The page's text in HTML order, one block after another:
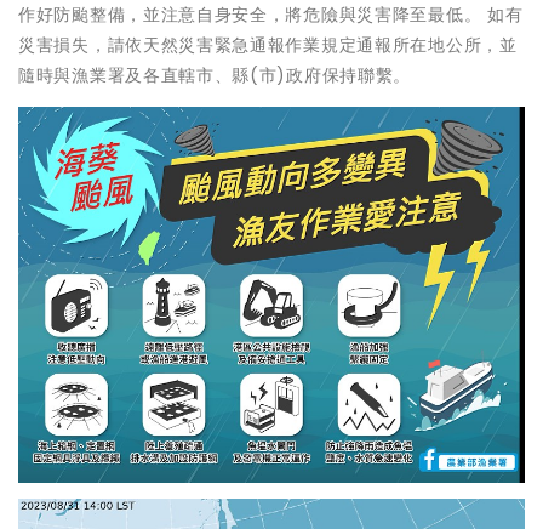
作好防颱整備，並注意自身安全，將危險與災害降至最低。 如有
災害損失，請依天然災害緊急通報作業規定通報所在地公所，並
隨時與漁業署及各直轄市、縣(市)政府保持聯繫。